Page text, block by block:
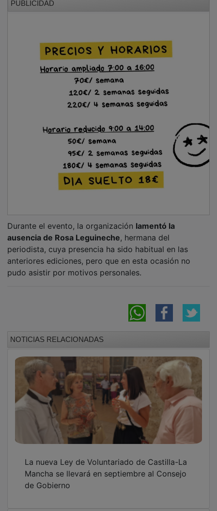
periodista, cuya presencia ha sido habitual en las
anteriores ediciones, pero que en esta ocasión no
pudo asistir por motivos personales.
NOTICIAS RELACIONADAS
La nueva Ley de Voluntariado de Castilla-La
Mancha se llevará en septiembre al Consejo
de Gobierno
Sidecars inaugura los Conciertos de la
Lavanda y abre una edición muy especial por
el décimo aniversario